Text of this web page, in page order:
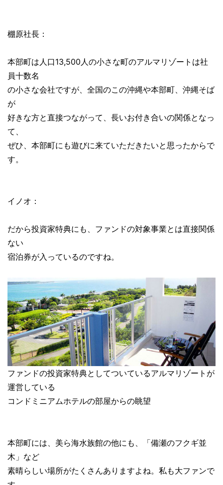
棚原社長：
本部町は人口13,500人の小さな町のアルマリゾートは社
員十数名
の小さな会社ですが、全国のこの沖縄や本部町、沖縄そば
が
好きな方と直接つながって、長いお付き合いの関係となっ
て、
ぜひ、本部町にも遊びに来ていただきたいと思ったからで
す。
イノオ：
だから投資家特典にも、ファンドの対象事業とは直接関係
ない
宿泊券が入っているのですね。
ファンドの投資家特典としてついているアルマリゾートが
運営している
コンドミニアムホテルの部屋からの眺望
本部町には、美ら海水族館の他にも、「備瀬のフクギ並
木」など
素晴らしい場所がたくさんありますよね。私も大ファンで